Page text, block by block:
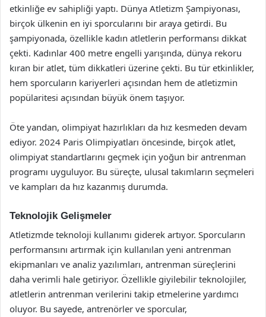
etkinliğe ev sahipliği yaptı. Dünya Atletizm Şampiyonası,
birçok ülkenin en iyi sporcularını bir araya getirdi. Bu
şampiyonada, özellikle kadın atletlerin performansı dikkat
çekti. Kadınlar 400 metre engelli yarışında, dünya rekoru
kıran bir atlet, tüm dikkatleri üzerine çekti. Bu tür etkinlikler,
hem sporcuların kariyerleri açısından hem de atletizmin
popülaritesi açısından büyük önem taşıyor.
Öte yandan, olimpiyat hazırlıkları da hız kesmeden devam
ediyor. 2024 Paris Olimpiyatları öncesinde, birçok atlet,
olimpiyat standartlarını geçmek için yoğun bir antrenman
programı uyguluyor. Bu süreçte, ulusal takımların seçmeleri
ve kampları da hız kazanmış durumda.
Teknolojik Gelişmeler
Atletizmde teknoloji kullanımı giderek artıyor. Sporcuların
performansını artırmak için kullanılan yeni antrenman
ekipmanları ve analiz yazılımları, antrenman süreçlerini
daha verimli hale getiriyor. Özellikle giyilebilir teknolojiler,
atletlerin antrenman verilerini takip etmelerine yardımcı
oluyor. Bu sayede, antrenörler ve sporcular,